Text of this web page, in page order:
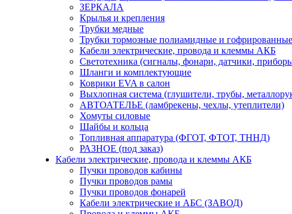
ЗЕРКАЛА
Крылья и крепления
Трубки медные
Трубки тормозные полиамидные и гофрированные
Кабели электрические, провода и клеммы АКБ
Светотехника (сигналы, фонари, датчики,
Шланги и комплектующие
Коврики EVA в салон
Выхлопная система (глушители, трубы,
АВТОАТЕЛЬЕ (ламбрекены, чехлы, утеплители)
Хомуты силовые
Шайбы и кольца
Топливная аппаратура (ФГОТ, ФТОТ, ТННД)
РАЗНОЕ (под заказ)
Кабели электрические, провода и клеммы АКБ
Пучки проводов кабины
Пучки проводов рамы
Пучки проводов фонарей
Кабели электрические и АБС (ЗАВОД)